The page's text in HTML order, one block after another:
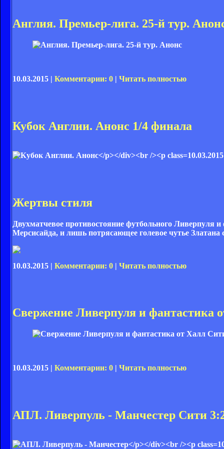
Англия. Премьер-лига. 25-й тур.
10.03.2015 | Комментарии: 0 | Читать полностью
Кубок Англии. Анонс 1/4 финала
Жертвы стиля
Двухматчевое противостояние футбольного Ливерпуля
Мерсисайда, и лишь потрясающее голевое чутье Златана
10.03.2015 | Комментарии: 0 | Читать полностью
Свержение Ливерпуля и фантастика
10.03.2015 | Комментарии: 0 | Читать полностью
АПЛ. Ливерпуль - Манчестер Сити